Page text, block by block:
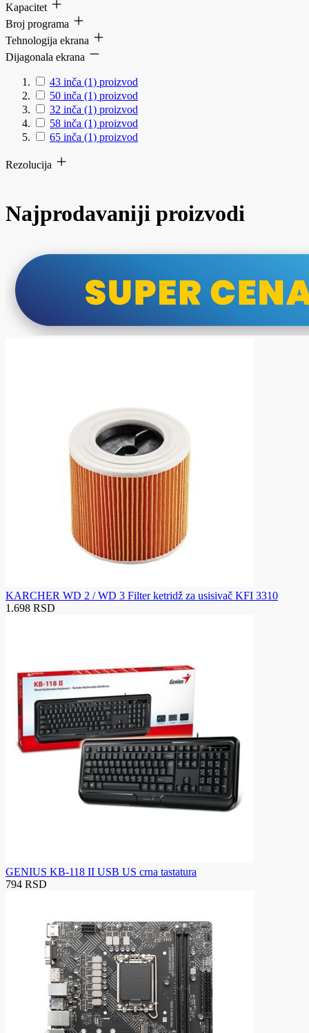
Kapacitet
Broj programa
Tehnologija ekrana
Dijagonala ekrana
43 inča (1) proizvod
50 inča (1) proizvod
32 inča (1) proizvod
58 inča (1) proizvod
65 inča (1) proizvod
Rezolucija
Najprodavaniji proizvodi
KARCHER WD 2 / WD 3 Filter ketridž za usisivač KFI 3310
1.698 RSD
GENIUS KB-118 II USB US crna tastatura
794 RSD